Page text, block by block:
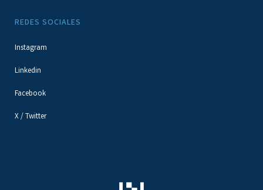
REDES SOCIALES
Instagram
Linkedin
Facebook
X / Twitter